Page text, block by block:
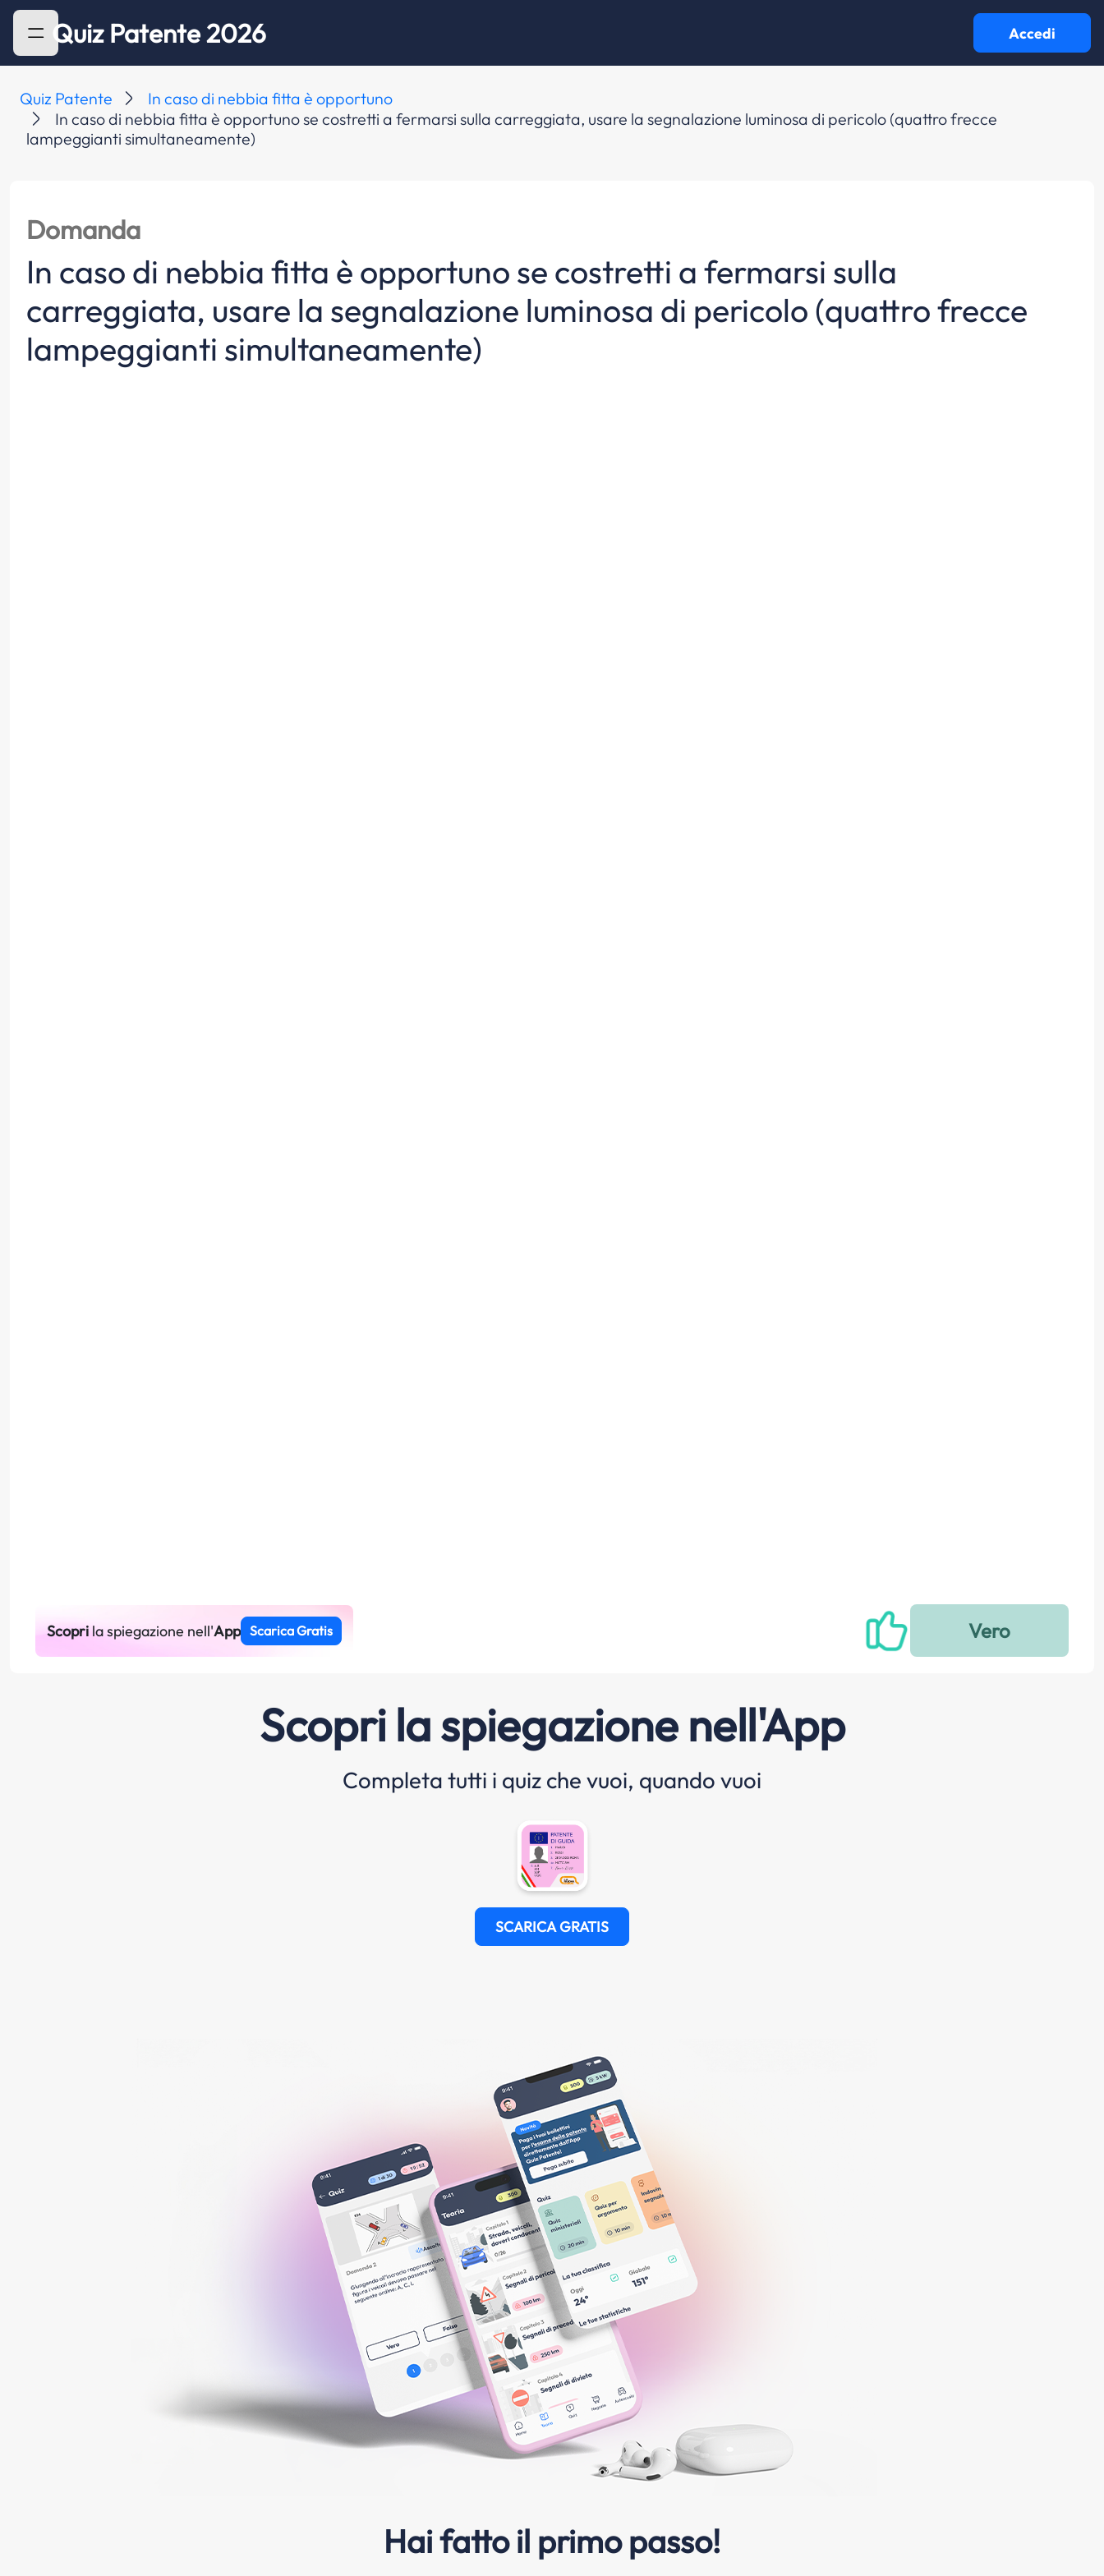
Quiz Patente 2026 Accedi
Quiz Patente
In caso di nebbia fitta è opportuno
In caso di nebbia fitta è opportuno se costretti a fermarsi sulla carreggiata, usare la segnalazione luminosa di pericolo (quattro frecce
lampeggianti simultaneamente)
Domanda
In caso di nebbia fitta è opportuno se costretti a fermarsi sulla
carreggiata, usare la segnalazione luminosa di pericolo (quattro frecce
lampeggianti simultaneamente)
Scoprila spiegazione nell'App Scarica Gratis
Scopri la spiegazione nell'App
Completa tutti i quiz che vuoi, quando vuoi
SCARICA GRATIS
Hai fatto il primo passo!